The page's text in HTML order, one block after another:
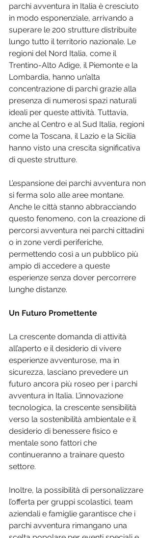
parchi avventura in Italia è cresciuto
in modo esponenziale, arrivando a
superare le 200 strutture distribuite
lungo tutto il territorio nazionale. Le
regioni del Nord Italia, come il
Trentino-Alto Adige, il Piemonte e la
Lombardia, hanno un’alta
concentrazione di parchi grazie alla
presenza di numerosi spazi naturali
ideali per queste attività. Tuttavia,
anche al Centro e al Sud Italia, regioni
come la Toscana, il Lazio e la Sicilia
hanno visto una crescita significativa
di queste strutture.
L’espansione dei parchi avventura non
si ferma solo alle aree montane.
Anche le città stanno abbracciando
questo fenomeno, con la creazione di
percorsi avventura nei parchi cittadini
o in zone verdi periferiche,
permettendo così a un pubblico più
ampio di accedere a queste
esperienze senza dover percorrere
lunghe distanze.
Un Futuro Promettente
La crescente domanda di attività
all’aperto e il desiderio di vivere
esperienze avventurose, ma in
sicurezza, lasciano prevedere un
futuro ancora più roseo per i parchi
avventura in Italia. L’innovazione
tecnologica, la crescente sensibilità
verso la sostenibilità ambientale e il
desiderio di benessere fisico e
mentale sono fattori che
continueranno a trainare questo
settore.
Inoltre, la possibilità di personalizzare
l’offerta per gruppi scolastici, team
aziendali e famiglie garantisce che i
parchi avventura rimangano una